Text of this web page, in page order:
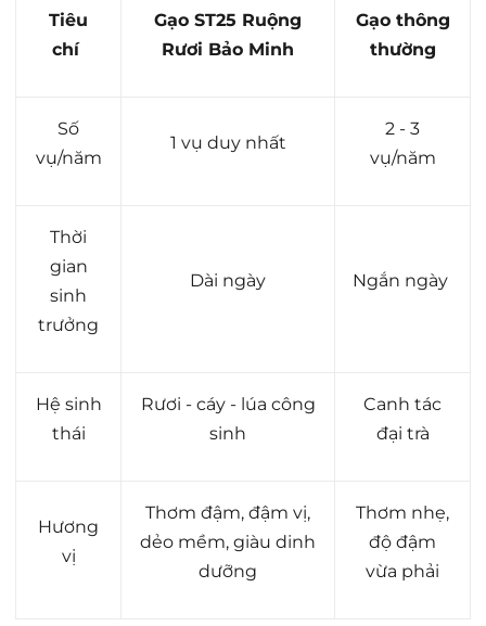
Tiêu
chí
Gạo ST25 Ruộng
Rươi Bảo Minh
Gạo thông
thường
Số
vụ/năm
1 vụ duy nhất
2 - 3
vụ/năm
Thời
gian
sinh
trưởng
Dài ngày Ngắn ngày
Hệ sinh
thái
Rươi - cáy - lúa công
sinh
Canh tác
đại trà
Hương
vị
Thơm đậm, đậm vị,
dẻo mềm, giàu dinh
dưỡng
Thơm nhẹ,
độ đậm
vừa phải